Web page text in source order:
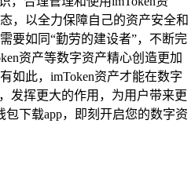
，以全力保障自己的资产安全和
要如同“勤劳的建设者”，不断完
资产等数字资产精心创造更加
如此，imToken资产才能在数字
发挥更大的作用，为用户带来更
包下载app，即刻开启您的数字资